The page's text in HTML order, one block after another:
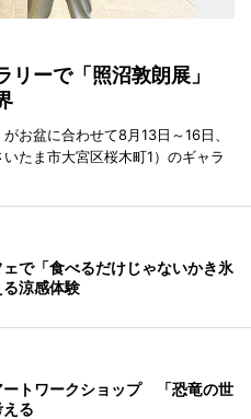
リーで「照沼敦朗展」
お盆に合わせて8月13日～16日、
たま市大宮区桜木町1）のギャラ
で「食べるだけじゃないかき氷
涼感体験
ートワークショップ 「恐竜の世
る